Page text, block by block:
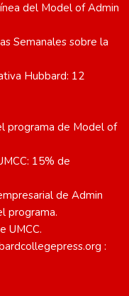
del Model of Admin
Semanales sobre la
Hubbard: 12
programa de Model of
15% de
de Admin
programa.
UMCC.
: